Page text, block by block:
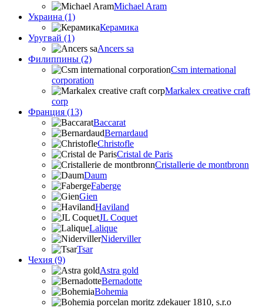
Michael Aram
Украина (1)
Керамика
Уругвай (1)
Ancers sa
Филиппины (2)
Csm international
corporation
Markalex creative craft
corp
Франция (13)
Baccarat
Bernardaud
Christofle
Cristal de Paris
Cristallerie de montbronn
Daum
Faberge
Gien
Haviland
JL Coquet
Lalique
Niderviller
Tsar
Чехия (9)
Astra gold
Bernadotte
Bohemia